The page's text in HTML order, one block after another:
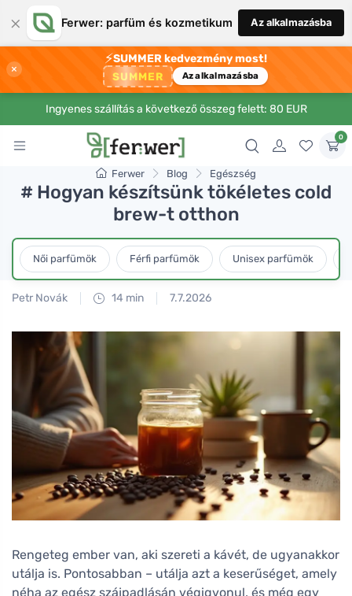
× Ferwer: parfüm és kozmetikum Az alkalmazásba
×
⚡SUMMER kedvezmény most!
SUMMER Az alkalmazásba
Ingyenes szállítás a következő összeg felett: 80 EUR
0
Ferwer Blog Egészség
# Hogyan készítsünk tökéletes cold
brew-t otthon
Női parfümök Férfi parfümök Unisex parfümök
Petr Novák 14 min 7.7.2026
Rengeteg ember van, aki szereti a kávét, de ugyanakkor
utálja is. Pontosabban – utálja azt a keserűséget, amely
néha az egész szájpadlásán végigvonul, és még egy